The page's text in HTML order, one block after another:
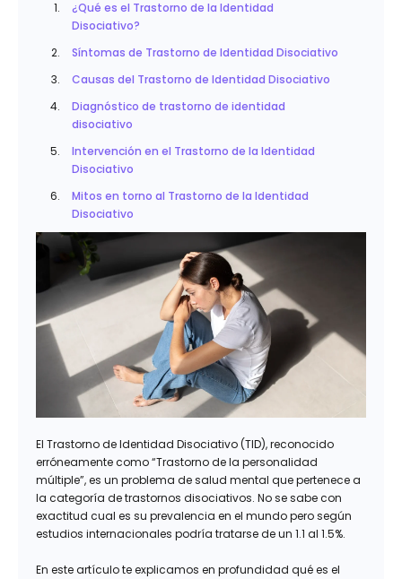
¿Qué es el Trastorno de la Identidad
Disociativo?
Síntomas de Trastorno de Identidad Disociativo
Causas del Trastorno de Identidad Disociativo
Diagnóstico de trastorno de identidad
disociativo
Intervención en el Trastorno de la Identidad
Disociativo
Mitos en torno al Trastorno de la Identidad
Disociativo
El Trastorno de Identidad Disociativo (TID), reconocido
erróneamente como “Trastorno de la personalidad
múltiple”, es un problema de salud mental que pertenece a
la categoría de trastornos disociativos. No se sabe con
exactitud cual es su prevalencia en el mundo pero según
estudios internacionales podría tratarse de un 1.1 al 1.5%.
En este artículo te explicamos en profundidad qué es el